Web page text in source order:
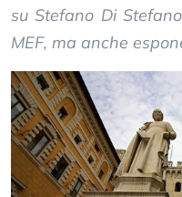
su Stefano Di
MEF, ma anche